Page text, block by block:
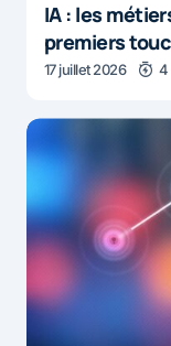
IA : les
premiers
17 juillet 2026 4